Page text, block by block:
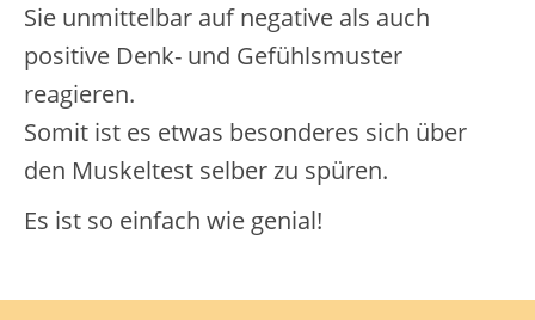
Sie unmittelbar auf negative als auch
positive Denk- und Gefühlsmuster
reagieren.
Somit ist es etwas besonderes sich über
den Muskeltest selber zu spüren.
Es ist so einfach wie genial!